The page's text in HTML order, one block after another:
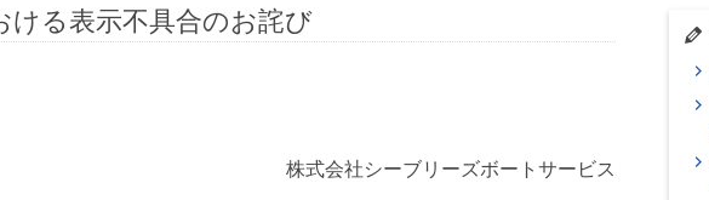
る表示不具合のお詫び
株式会社シーブリーズボートサービス